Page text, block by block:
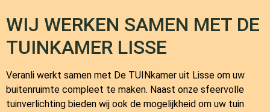
WIJ WERKEN SAMEN MET DE
TUINKAMER LISSE
Veranli werkt samen met De TUINkamer uit Lisse om uw
buitenruimte compleet te maken. Naast onze sfeervolle
tuinverlichting bieden wij ook de mogelijkheid om uw tuin